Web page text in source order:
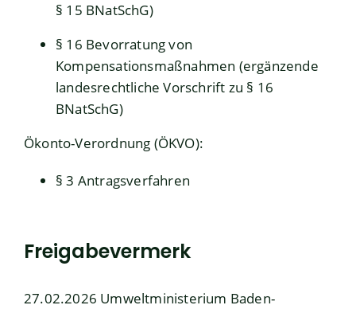
§ 15 BNatSchG)
§ 16 Bevorratung von
Kompensationsmaßnahmen (ergänzende
landesrechtliche Vorschrift zu § 16
BNatSchG)
Ökonto-Verordnung (ÖKVO):
§ 3 Antragsverfahren
Freigabevermerk
27.02.2026 Umweltministerium Baden-